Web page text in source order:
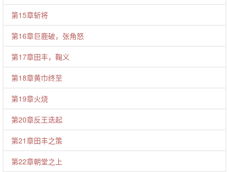
第15章斩将
第16章巨鹿破，张角怒
第17章田丰，鞠义
第18章黄巾终至
第19章火烧
第20章反王迭起
第21章田丰之策
第22章朝堂之上